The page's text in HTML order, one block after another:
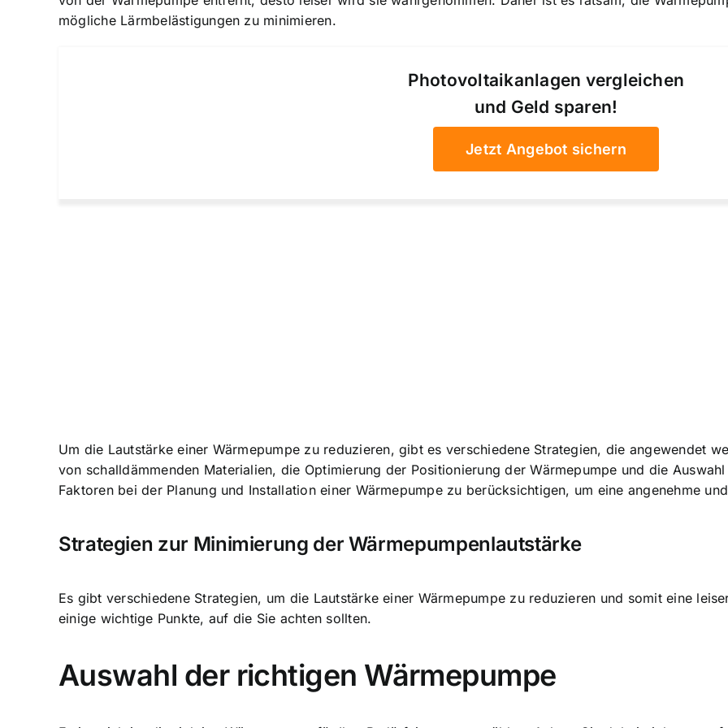
mögliche Lärmbelästigungen zu minimieren.
Photovoltaikanlagen vergleichen
und Geld sparen!
Jetzt Angebot sichern
Um die Lautstärke einer Wärmepumpe zu reduzieren, gibt es verschiedene Strategien, die angewendet
von schalldämmenden Materialien, die Optimierung der Positionierung der Wärmepumpe und die
Faktoren bei der Planung und Installation einer Wärmepumpe zu berücksichtigen, um eine angenehme
Strategien zur Minimierung der Wärmepumpenlautstärke
Es gibt verschiedene Strategien, um die Lautstärke einer Wärmepumpe zu reduzieren und somit eine
einige wichtige Punkte, auf die Sie achten sollten.
Auswahl der richtigen Wärmepumpe